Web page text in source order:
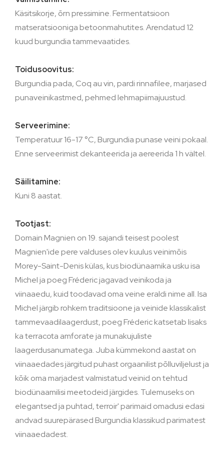
Käsitsikorje, õrn pressimine. Fermentatsioon
matseratsiooniga betoonmahutites. Arendatud 12
kuud burgundia tammevaatides.
Toidusoovitus:
Burgundia pada, Coq au vin, pardi rinnafilee, marjased
punaveinikastmed, pehmed lehmapiimajuustud.
Serveerimine:
Temperatuur 16-17 °C, Burgundia punase veini pokaal.
Enne serveerimist dekanteerida ja aereerida 1 h vältel.
Säilitamine:
Kuni 8 aastat.
Tootjast:
Domain Magnien on 19. sajandi teisest poolest
Magnien'ide pere valduses olev kuulus veinimõis
Morey-Saint-Denis külas, kus biodünaamika usku isa
Michel ja poeg Fréderic jagavad veinikoda ja
viinaaedu, kuid toodavad oma veine eraldi nime all. Isa
Michel järgib rohkem traditsioone ja veinide klassikalist
tammevaadilaagerdust, poeg Fréderic katsetab lisaks
ka terracota amforate ja munakujuliste
laagerdusanumatega. Juba kümmekond aastat on
viinaaedades järgitud puhast orgaanilist põlluviljelust ja
kõik oma marjadest valmistatud veinid on tehtud
biodünaamilisi meetodeid järgides. Tulemuseks on
elegantsed ja puhtad, terroir' parimaid omadusi edasi
andvad suurepärased Burgundia klassikud parimatest
viinaaedadest.